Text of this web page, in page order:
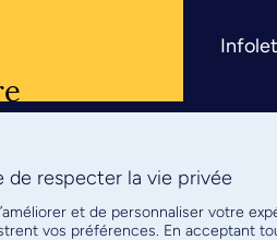
de respecter la vie privée
et de personnaliser votre
vos préférences. En acceptant